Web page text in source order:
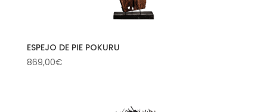
ESPEJO DE PIE POKURU
869,00€